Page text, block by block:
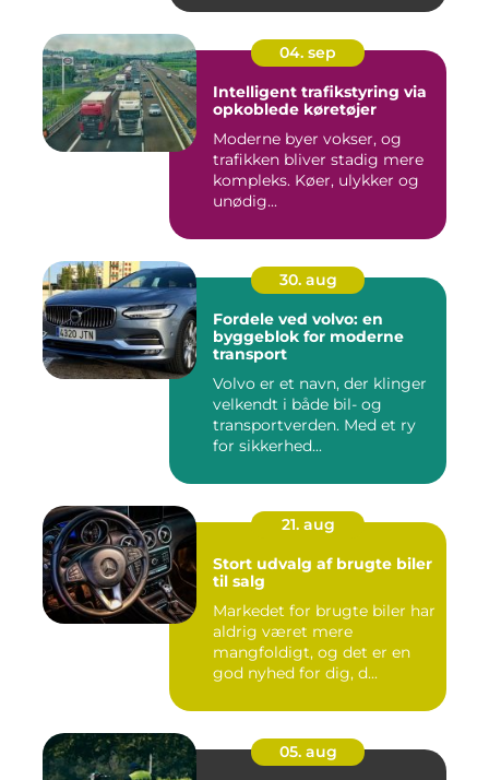
04. sep
Intelligent trafikstyring via
opkoblede køretøjer
Moderne byer vokser, og
trafikken bliver stadig mere
kompleks. Køer, ulykker og
unødig...
30. aug
Fordele ved volvo: en
byggeblok for moderne
transport
Volvo er et navn, der klinger
velkendt i både bil- og
transportverden. Med et ry
for sikkerhed...
21. aug
Stort udvalg af brugte biler
til salg
Markedet for brugte biler har
aldrig været mere
mangfoldigt, og det er en
god nyhed for dig, d...
05. aug